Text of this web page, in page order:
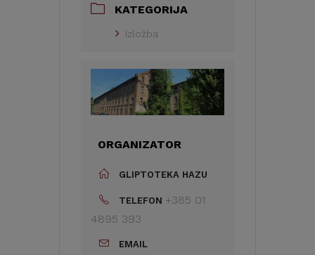
KATEGORIJA
Izložba
ORGANIZATOR
GLIPTOTEKA HAZU
TELEFON +385 01
4895 393
EMAIL